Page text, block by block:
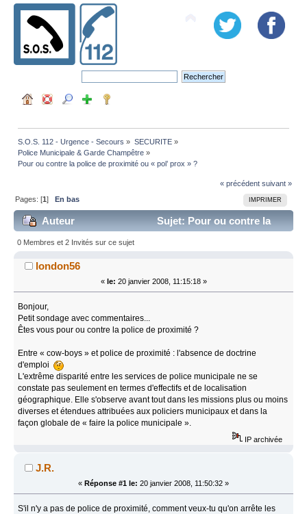
S.O.S. 112 - Urgence - Secours » SECURITE»
Police Municipale & Garde Champêtre »
Pour ou contre la police de proximité ou « pol’ prox » ?
« précédent suivant »
IMPRIMER
Pages: [1]En bas
Auteur
Sujet: Pour ou contre la
police de proximité ou « pol’ prox » ? (Lu 133327 fois)
0 Membres et 2 Invités sur ce sujet
london56
« le: 20 janvier 2008, 11:15:18 »
Bonjour,
Petit sondage avec commentaires...
Êtes vous pour ou contre la police de proximité ?
Entre « cow-boys » et police de proximité : l'absence de doctrine
d'emploi
L'extrême disparité entre les services de police municipale ne se
constate pas seulement en termes d'effectifs et de localisation
géographique. Elle s'observe avant tout dans les missions plus ou moins
diverses et étendues attribuées aux policiers municipaux et dans la
façon globale de « faire la police municipale ».
IP archivée
J.R.
« Réponse #1 le: 20 janvier 2008, 11:50:32 »
S'il n'y a pas de police de proximité, comment veux-tu qu'on arrête les